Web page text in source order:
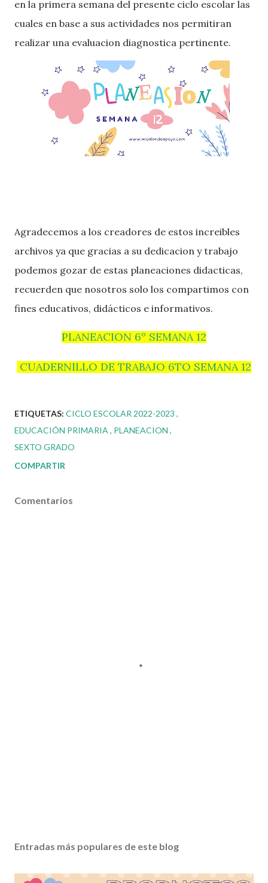
en la primera semana del presente ciclo escolar las
cuales en base a sus actividades nos permitiran
realizar una evaluacion diagnostica pertinente.
Agradecemos a los creadores de estos increibles
archivos ya que gracias a su dedicacion y trabajo
podemos gozar de estas planeaciones didacticas,
recuerden que nosotros solo los compartimos con
fines educativos, didácticos e informativos.
PLANEACION 6º SEMANA 12
CUADERNILLO DE TRABAJO 6TO SEMANA 12
ETIQUETAS: CICLO ESCOLAR 2022-2023
EDUCACIÓN PRIMARIA
PLANEACION
SEXTO GRADO
COMPARTIR
Comentarios
Entradas más populares de este blog